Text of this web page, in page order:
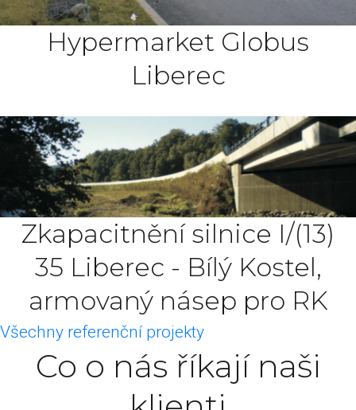
Hypermarket Globus
Liberec
Zkapacitnění silnice I/(13)
35 Liberec - Bílý Kostel,
armovaný násep pro RK
Všechny referenční projekty
Co o nás říkají naši